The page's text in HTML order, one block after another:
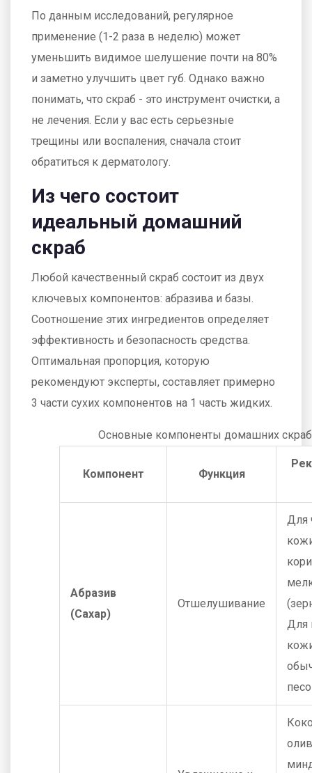
По данным исследований, регулярное
применение (1-2 раза в неделю) может
уменьшить видимое шелушение почти на 80%
и заметно улучшить цвет губ. Однако важно
понимать, что скраб - это инструмент очистки, а
не лечения. Если у вас есть серьезные
трещины или воспаления, сначала стоит
обратиться к дерматологу.
Из чего состоит
идеальный домашний
скраб
Любой качественный скраб состоит из двух
ключевых компонентов: абразива и базы.
Соотношение этих ингредиентов определяет
эффективность и безопасность средства.
Оптимальная пропорция, которую
рекомендуют эксперты, составляет примерно
3 части сухих компонентов на 1 часть жидких.
Основные компоненты домашних
Компонент Функция
Абразив
(Сахар)
Отшелушивание
Для
Для